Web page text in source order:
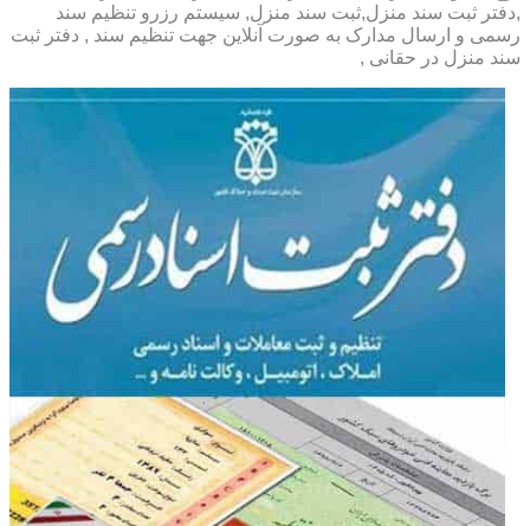
,دفتر ثبت سند منزل,ثبت سند منزل, سیستم رزرو تنظیم سند
رسمی و ارسال مدارک به صورت آنلاین جهت تنظیم سند , دفتر ثبت
سند منزل در حقانی ,